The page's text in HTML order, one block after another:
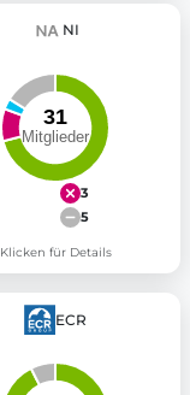
NI
3
5
Klicken für Details
ECR